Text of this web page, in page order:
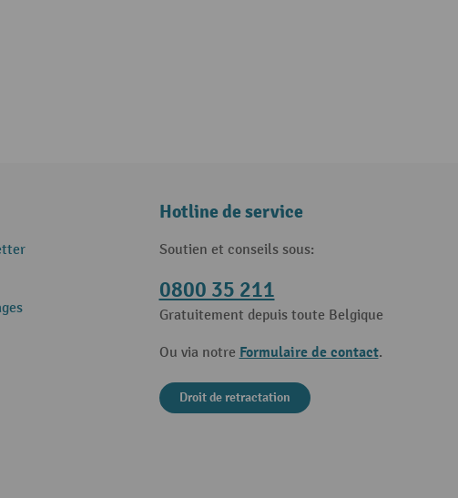
Hotline de service
Soutien et conseils sous:
0800 35 211
Gratuitement depuis toute Belgique
Ou via notre Formulaire de contact.
Droit de retractation